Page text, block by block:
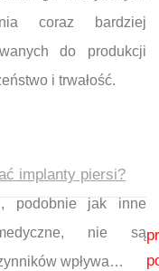
coraz bardziej
do produkcji
i trwałość.
implanty piersi?
podobnie jak inne
nie są
wpływa…